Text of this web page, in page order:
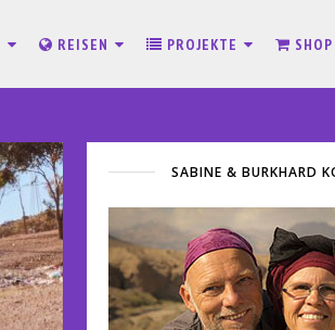
REISEN PROJEKTE SHOP
SABINE & BURKHARD